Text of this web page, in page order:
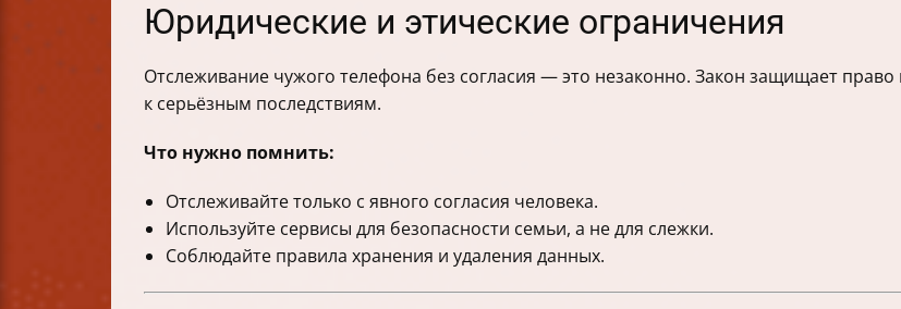
Юридические и этические ограничения
Отслеживание чужого телефона без согласия — это незаконно. Закон защищает
к серьёзным последствиям.
Что нужно помнить:
Отслеживайте только с явного согласия человека.
Используйте сервисы для безопасности семьи, а не для слежки.
Соблюдайте правила хранения и удаления данных.